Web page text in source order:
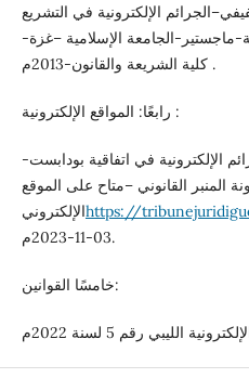
الإلكترونية في التشريع
ماجستير-الجامعة الإسلامية –غزة-
كلية الشريعة والقانون-2013م .
رابعًا: المواقع الإلكترونية :
الإلكترونية في اتفاقية بودابست-
المنبر القانوني –متاح على الموقع
الإلكترونيhttps://
03-11-2023م.
خامسًا القوانين: